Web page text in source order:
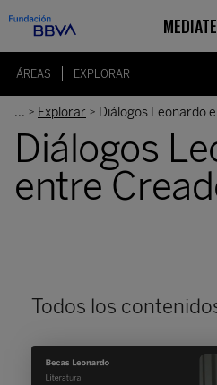
ÁREAS EXPLORAR
... > Explorar > Diálogos Leonardo
Diálogos
entre
Todos los